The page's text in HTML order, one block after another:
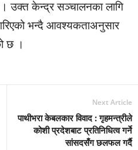
। उक्त केन्द्र सञ्चालनका लागि
भन्दै आवश्यकताअनुसार
छ ।
Next Article
पाथीभरा केबलकार विवाद : गृहमन्त्रीले
कोशी प्रदेशबाट प्रतिनिधित्व गर्ने
सांसदसँग छलफल गर्दै